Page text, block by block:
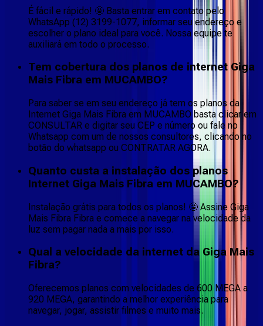
É fácil e rápido! 🤩 Basta entrar em contato pelo
WhatsApp (12) 3199-1077, informar seu endereço e
escolher o plano ideal para você. Nossa equipe te
auxiliará em todo o processo.
Tem cobertura dos planos de internet Giga
Mais Fibra em MUCAMBO?
Para saber se em seu endereço já tem os planos da
Internet Giga Mais Fibra em MUCAMBO basta clicar em
CONSULTAR e digitar seu CEP e número ou fale no
Whatsapp com um de nossos consultores, clicando no
botão do whatsapp ou CONTRATAR AGORA.
Quanto custa a instalação dos planos
Internet Giga Mais Fibra em MUCAMBO?
Instalação grátis para todos os planos! 🤩 Assine Giga
Mais Fibra Fibra e comece a navegar na velocidade da
luz sem pagar nada a mais por isso.
Qual a velocidade da internet da Giga Mais
Fibra?
Oferecemos planos com velocidades de 600 MEGA a
920 MEGA, garantindo a melhor experiência para
navegar, jogar, assistir filmes e muito mais.